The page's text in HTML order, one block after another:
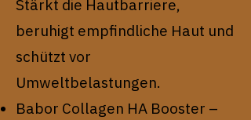
Stärkt die Hautbarriere,
beruhigt empfindliche Haut und
schützt vor
Umweltbelastungen.
Babor Collagen HA Booster –